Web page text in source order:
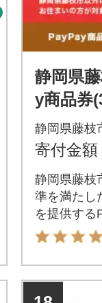
静岡県
y商品券
地域内
のみで
静岡県藤枝
寄付金額
静岡県藤枝
準を満たし
を提供する
お支払いに
す。静岡県
PayPay商
んのでご注